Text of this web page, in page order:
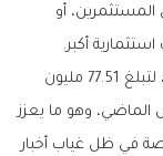
أو
أكبر.
كما تراجعت قيمة التداولات بنسبة 12.42 بالمائة، لتبلغ 77.51 مليون
الماضي، وهو ما يعزز
في ظل غياب أخبار